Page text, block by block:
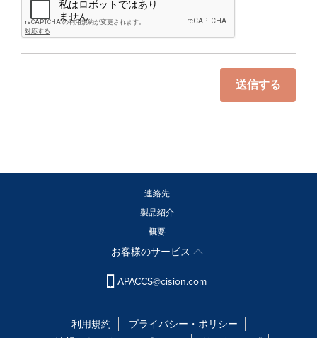
送信する
連絡先
製品紹介
概要
お客様のサービス
APACCS@cision.com
利用規約
プライバシー・ポリシー